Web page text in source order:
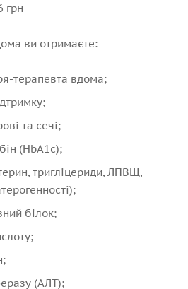
грн
ви отримаєте:
терапевта вдома;
та сечі;
(HbA1c);
тригліцериди, ЛПВЩ,
білок;
(АЛТ);